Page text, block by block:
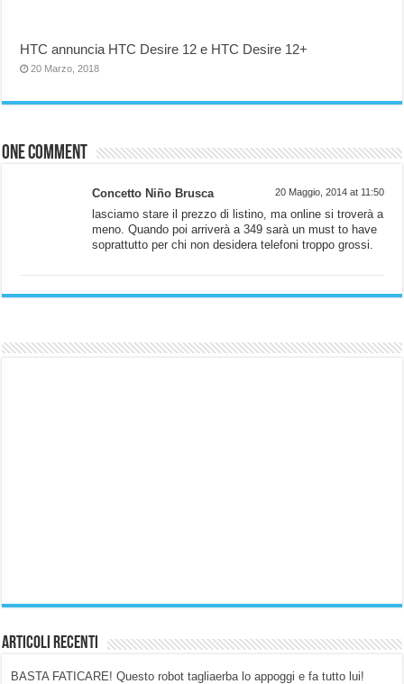
HTC annuncia HTC Desire 12 e HTC Desire 12+
20 Marzo, 2018
One comment
Concetto Niño Brusca 20 Maggio, 2014 at 11:50
lasciamo stare il prezzo di listino, ma online si troverà a
meno. Quando poi arriverà a 349 sarà un must to have
soprattutto per chi non desidera telefoni troppo grossi.
Articoli Recenti
BASTA FATICARE! Questo robot tagliaerba lo appoggi e fa tutto lui!